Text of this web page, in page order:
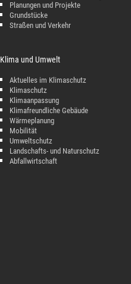
Planungen und Projekte
Grundstücke
Straßen und Verkehr
Klima und Umwelt
Aktuelles im Klimaschutz
Klimaschutz
Klimaanpassung
Klimafreundliche Gebäude
Wärmeplanung
Mobilität
Umweltschutz
Landschafts- und Naturschutz
Abfallwirtschaft